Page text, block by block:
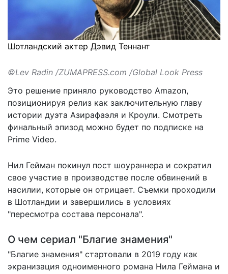
Шотландский актер Дэвид Теннант
©Lev Radin /ZUMAPRESS.com /Global Look Press
Это решение приняло руководство Amazon,
позиционируя релиз как заключительную главу
истории дуэта Азирафаэля и Кроули. Смотреть
финальный эпизод можно будет по подписке на
Prime Video.
Нил Гейман покинул пост шоураннера и сократил
свое участие в производстве после обвинений в
насилии, которые он отрицает. Съемки проходили
в Шотландии и завершились в условиях
"пересмотра состава персонала".
О чем сериал "Благие знамения"
"Благие знамения" стартовали в 2019 году как
экранизация одноименного романа Нила Геймана и